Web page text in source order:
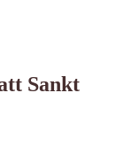
Sankt